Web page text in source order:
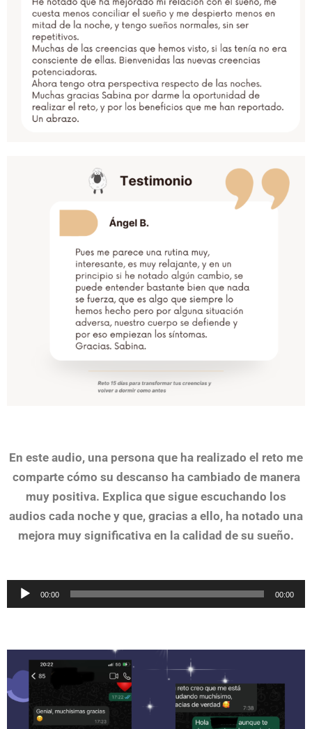
En este audio, una persona que ha realizado el reto me
comparte cómo su descanso ha cambiado de manera
muy positiva. Explica que sigue escuchando los
audios cada noche y que, gracias a ello, ha notado una
mejora muy significativa en la calidad de su sueño.
Reproductor
de
00:00 00:00